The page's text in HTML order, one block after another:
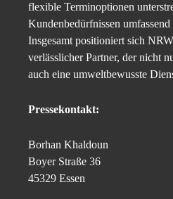
flexible Terminoptionen
Kundenbedürfnissen
Insgesamt positioniert sich
verlässlicher Partner, der nicht
auch eine umweltbewusste
Pressekontakt:
Borhan Khaldoun
Boyer Straße 36
45329 Essen